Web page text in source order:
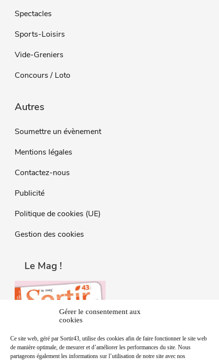
Gérer le consentement aux
cookies
Ce site web, géré par Sortir43, utilise des cookies afin de faire fonctionner le site web
de manière optimale, de mesurer et d’améliorer les performances du site. Nous
partageons également les informations sur l’utilisation de notre site avec nos
Spectacles
Sports-Loisirs
Vide-Greniers
Concours / Loto
Autres
Soumettre un évènement
Mentions légales
Contactez-nous
Publicité
Politique de cookies (UE)
Gestion des cookies
Le Mag !